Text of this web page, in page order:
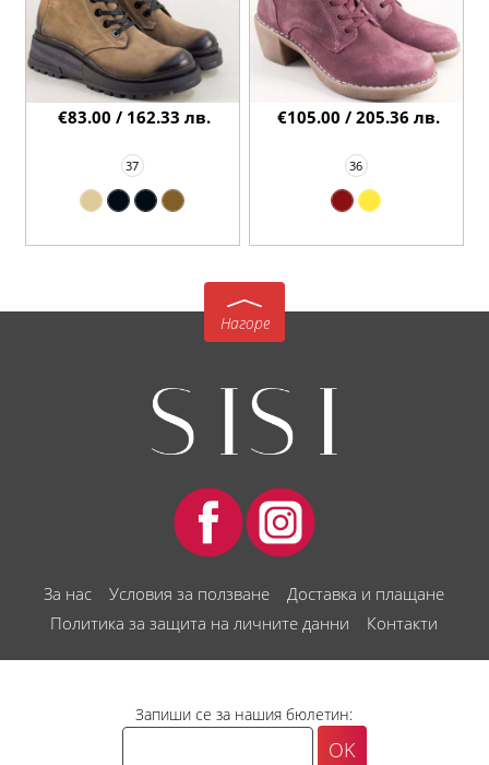
37
€83.00 / 162.33 лв.
36
€105.00 / 205.36 лв.
Нагоре
За нас Условия за ползване
Доставка и плащане
Политика за защита на личните данни
Контакти
Запиши се за нашия бюлетин: